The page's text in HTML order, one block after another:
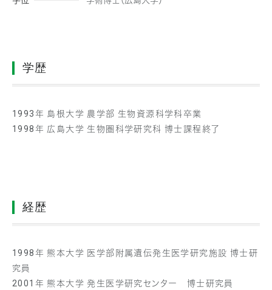
学歴
1993年 島根大学 農学部 生物資源科学科卒業
1998年 広島大学 生物圏科学研究科 博士課程終了
経歴
1998年 熊本大学 医学部附属遺伝発生医学研究施設 博士研
究員
2001年 熊本大学 発生医学研究センター 博士研究員